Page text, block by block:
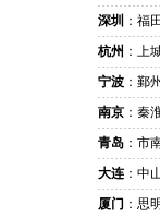
深圳 ：福
杭州 ：上
宁波 ：鄞
南京 ：秦
青岛 ：市
大连 ：中
厦门 ：思